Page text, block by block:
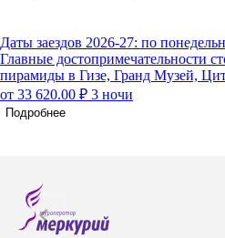
Даты заездов 2026-27: по
Главные достопримечательности
пирамиды в Гизе, Гранд Музей,
от 33 620.00 ₽ 3 ночи
Подробнее